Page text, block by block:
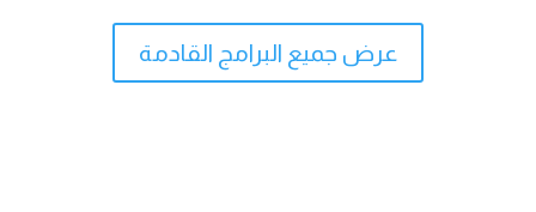
عرض جميع البرامج القادمة